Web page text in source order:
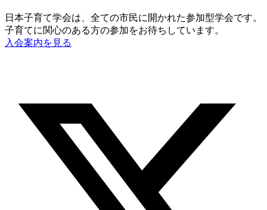
日本子育て学会は、全ての市民に開かれた参加型学会です。
子育てに関心のある方の参加をお待ちしています。
入会案内を見る